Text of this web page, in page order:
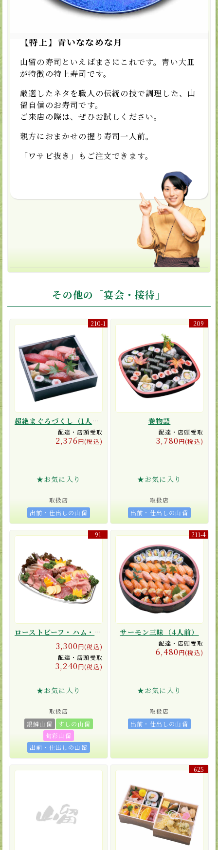
【特上】青いななめな月
山留の寿司といえばまさにこれです。青い大皿
が特徴の特上寿司です。
厳選したネタを職人の伝統の技で調理した、山
留自信のお寿司です。
ご来店の際は、ぜひお試しください。
親方におまかせの握り寿司一人前。
「ワサビ抜き」もご注文できます。
その他の「宴会・接待」
210-1
超絶まぐろづくし（1人前）
配達・店頭受取
2,376円(税込)
★お気に入り
取扱店
出前・仕出しの山留
209
巻物語
配達・店頭受取
3,780円(税込)
★お気に入り
取扱店
出前・仕出しの山留
91
ローストビーフ・ハム・チーズセット
3,300円(税込)
配達・店頭受取
3,240円(税込)
★お気に入り
取扱店
銀鱗山留
すしの山留
旬彩山留
出前・仕出しの山留
211-4
サーモン三昧（4人前）
配達・店頭受取
6,480円(税込)
★お気に入り
取扱店
出前・仕出しの山留
625